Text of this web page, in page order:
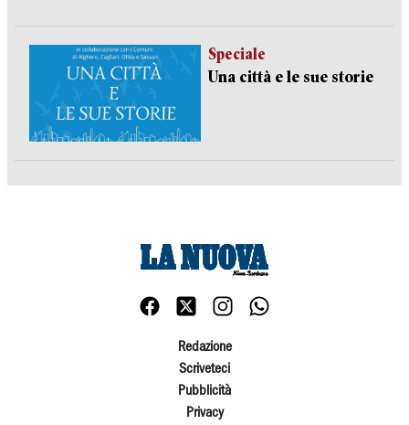
Speciale
Una città e le sue storie
Redazione
Scriveteci
Pubblicità
Privacy